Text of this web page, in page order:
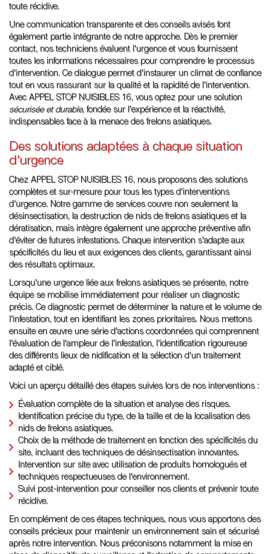
toute récidive.
Une communication transparente et des conseils avisés font
également partie intégrante de notre approche. Dès le premier
contact, nos techniciens évaluent l'urgence et vous fournissent
toutes les informations nécessaires pour comprendre le processus
d'intervention. Ce dialogue permet d'instaurer un climat de confiance
tout en vous rassurant sur la qualité et la rapidité de l'intervention.
Avec APPEL STOP NUISIBLES 16, vous optez pour une solution
sécurisée et durable, fondée sur l'expérience et la réactivité,
indispensables face à la menace des frelons asiatiques.
Des solutions adaptées à chaque situation
d'urgence
Chez APPEL STOP NUISIBLES 16, nous proposons des solutions
complètes et sur-mesure pour tous les types d'interventions
d'urgence. Notre gamme de services couvre non seulement la
désinsectisation, la destruction de nids de frelons asiatiques et la
dératisation, mais intègre également une approche préventive afin
d'éviter de futures infestations. Chaque intervention s'adapte aux
spécificités du lieu et aux exigences des clients, garantissant ainsi
des résultats optimaux.
Lorsqu'une urgence liée aux frelons asiatiques se présente, notre
équipe se mobilise immédiatement pour réaliser un diagnostic
précis. Ce diagnostic permet de déterminer la nature et le volume de
l'infestation, tout en identifiant les zones prioritaires. Nous mettons
ensuite en œuvre une série d'actions coordonnées qui comprennent
l'évaluation de l'ampleur de l'infestation, l'identification rigoureuse
des différents lieux de nidification et la sélection d'un traitement
adapté et ciblé.
Voici un aperçu détaillé des étapes suivies lors de nos interventions :
Évaluation complète de la situation et analyse des risques.
Identification précise du type, de la taille et de la localisation des
nids de frelons asiatiques.
Choix de la méthode de traitement en fonction des spécificités du
site, incluant des techniques de désinsectisation innovantes.
Intervention sur site avec utilisation de produits homologués et
techniques respectueuses de l'environnement.
Suivi post-intervention pour conseiller nos clients et prévenir toute
récidive.
En complément de ces étapes techniques, nous vous apportons des
conseils précieux pour maintenir un environnement sain et sécurisé
après notre intervention. Nous préconisons notamment la mise en